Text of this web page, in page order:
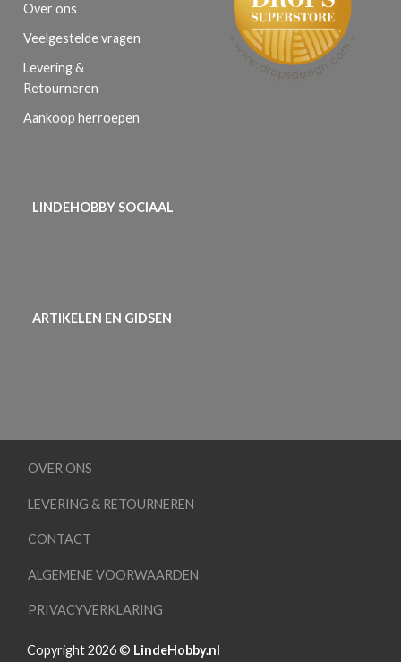
Over ons
Veelgestelde vragen
Levering &
Retourneren
Aankoop herroepen
LINDEHOBBY SOCIAAL
ARTIKELEN EN GIDSEN
OVER ONS
LEVERING & RETOURNEREN
CONTACT
ALGEMENE VOORWAARDEN
PRIVACYVERKLARING
Copyright 2026 © LindeHobby.nl